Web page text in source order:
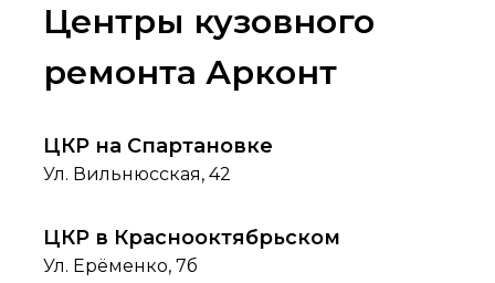
Центры кузовного
ремонта Арконт
ЦКР в Краснооктябрьском
Ул. Ерёменко, 7б
ЦКР на Спартановке
Ул. Вильнюсская, 42